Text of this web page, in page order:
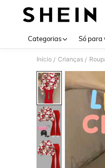
Categorias Só para
Início / Crianças /